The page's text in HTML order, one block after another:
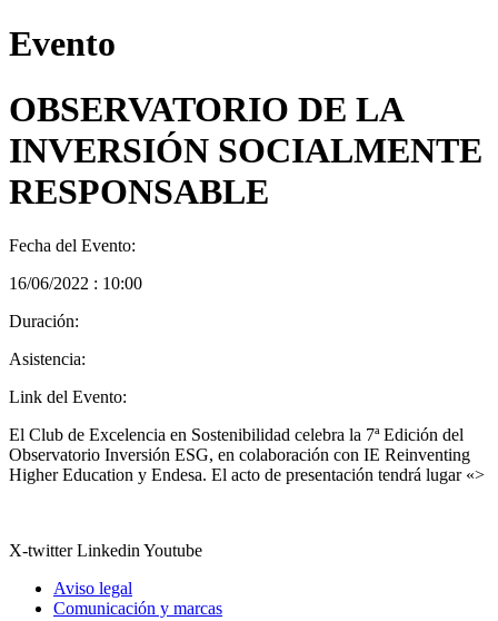
Evento
OBSERVATORIO DE LA
INVERSIÓN SOCIALMENTE
RESPONSABLE
Fecha del Evento:
16/06/2022 : 10:00
Duración:
Asistencia:
Link del Evento:
El Club de Excelencia en Sostenibilidad celebra la 7ª Edición del
Observatorio Inversión ESG, en colaboración con IE Reinventing
Higher Education y Endesa. El acto de presentación tendrá lugar «>
X-twitter Linkedin Youtube
Aviso legal
Comunicación y marcas